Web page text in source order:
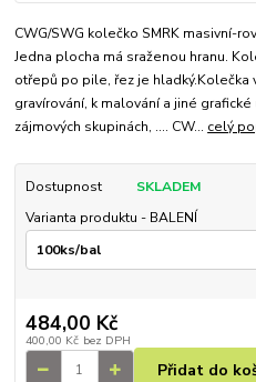
CWG/SWG kolečko SMRK masivní-
Jedna plocha má sraženou hranu.
otřepů po pile, řez je
gravírování, k malování a jiné
zájmových skupinách, .... CW... celý
Dostupnost
SKLADEM
Varianta produktu - BALENÍ
484,00 Kč
400,00 Kč bez DPH
Přidat do